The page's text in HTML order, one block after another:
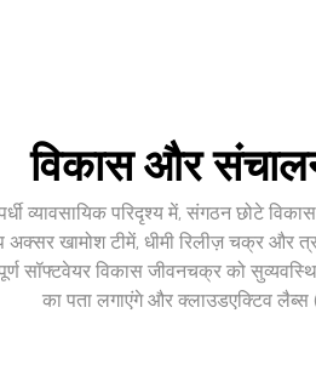
विकास और
व्यावसायिक परिदृश्य में, संगठन छोटे
अक्सर खामोश टीमें, धीमी रिलीज़ चक्र
सॉफ्टवेयर विकास जीवनचक्र को
का पता लगाएंगे और क्लाउडएक्टिव लैब्स